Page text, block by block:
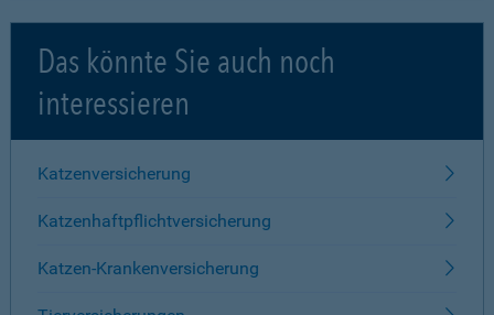
Das könnte Sie auch noch
interessieren
Katzenversicherung
Katzenhaftpflichtversicherung
Katzen-Krankenversicherung